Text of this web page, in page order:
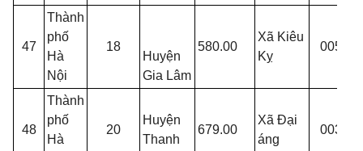
47
Thành
phố
Hà
Nội
18
Huyện
Gia Lâm
580.00
Xã Kiêu
Kỵ
005
48
Thành
phố
Hà
20
Huyện
Thanh
679.00
Xã Đại
áng
003